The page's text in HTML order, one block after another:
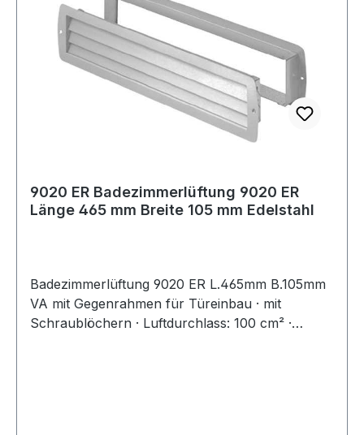
9020 ER Badezimmerlüftung 9020 ER
Länge 465 mm Breite 105 mm Edelstahl
Badezimmerlüftung 9020 ER L.465mm B.105mm
VA mit Gegenrahmen für Türeinbau · mit
Schraublöchern · Luftdurchlass: 100 cm² ·